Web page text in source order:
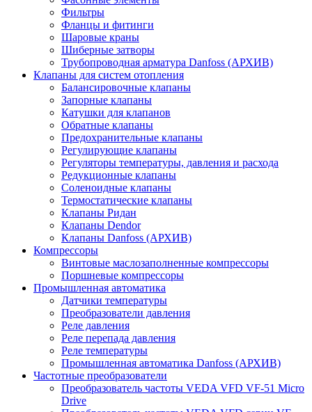
Фильтры
Фланцы и фитинги
Шаровые краны
Шиберные затворы
Трубопроводная арматура Danfoss (АРХИВ)
Клапаны для систем отопления
Балансировочные клапаны
Запорные клапаны
Катушки для клапанов
Обратные клапаны
Предохранительные клапаны
Регулирующие клапаны
Регуляторы температуры, давления и расхода
Редукционные клапаны
Соленоидные клапаны
Термостатические клапаны
Клапаны Ридан
Клапаны Dendor
Клапаны Danfoss (АРХИВ)
Компрессоры
Винтовые маслозаполненные компрессоры
Поршневые компрессоры
Промышленная автоматика
Датчики температуры
Преобразователи давления
Реле давления
Реле перепада давления
Реле температуры
Промышленная автоматика Danfoss (АРХИВ)
Частотные преобразователи
Преобразователь частоты VEDA VFD VF-51 Micro
Drive